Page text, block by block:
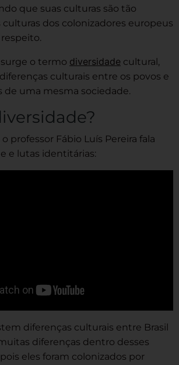
que suas culturas são tão
culturas dos colonizadores europeus
o termo diversidade cultural,
culturais entre os povos e
uma mesma sociedade.
professor Fábio Luís Pereira fala
e lutas identitárias:
diferenças culturais entre Brasil
diferenças dentro desses
eles foram colonizados por